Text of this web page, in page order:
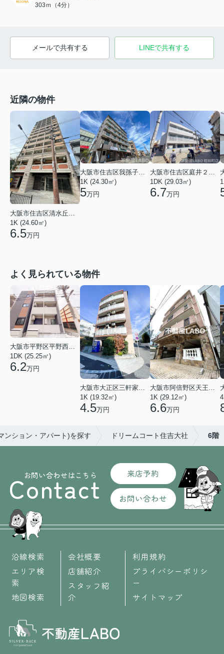
303ｍ（4分）
メールで共有する LINEで共有する
近隣の物件
大阪市住吉区清水丘２丁目
1K (24.60㎡)
6.5万円
大阪市住吉区我孫子西２丁目
1K (24.30㎡)
5万円
大阪市住吉区庭井２丁目
1DK (29.03㎡)
6.7万円
よく見られている物件
大阪市平野区平野西３丁目
1DK (25.25㎡)
6.2万円
1K (19.32㎡)
4.5万円
大阪市阿倍野区天王寺町南２丁目
1K (29.12㎡)
6.6万円
ンション・アパート)を探す ドリームコート住吉大社 6階
お問い合わせはこちら
Contact 来店予約
お問い合わせ
沿線検索
エリア検
索
地図検索
会社概要
店舗紹介
スタッフ紹
介
利用規約
プライバシーポリシ
ー
サイトマップ